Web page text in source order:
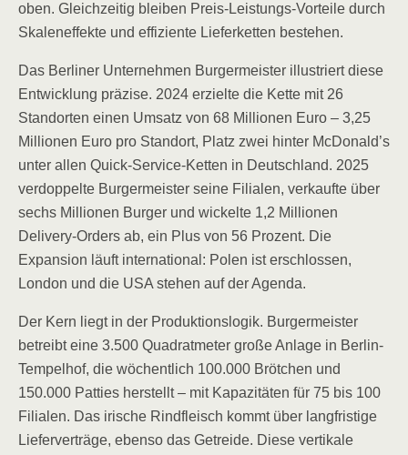
oben. Gleichzeitig bleiben Preis-Leistungs-Vorteile durch
Skaleneffekte und effiziente Lieferketten bestehen.
Das Berliner Unternehmen Burgermeister illustriert diese
Entwicklung präzise. 2024 erzielte die Kette mit 26
Standorten einen Umsatz von 68 Millionen Euro – 3,25
Millionen Euro pro Standort, Platz zwei hinter McDonald’s
unter allen Quick-Service-Ketten in Deutschland. 2025
verdoppelte Burgermeister seine Filialen, verkaufte über
sechs Millionen Burger und wickelte 1,2 Millionen
Delivery-Orders ab, ein Plus von 56 Prozent. Die
Expansion läuft international: Polen ist erschlossen,
London und die USA stehen auf der Agenda.
Der Kern liegt in der Produktionslogik. Burgermeister
betreibt eine 3.500 Quadratmeter große Anlage in Berlin-
Tempelhof, die wöchentlich 100.000 Brötchen und
150.000 Patties herstellt – mit Kapazitäten für 75 bis 100
Filialen. Das irische Rindfleisch kommt über langfristige
Lieferverträge, ebenso das Getreide. Diese vertikale